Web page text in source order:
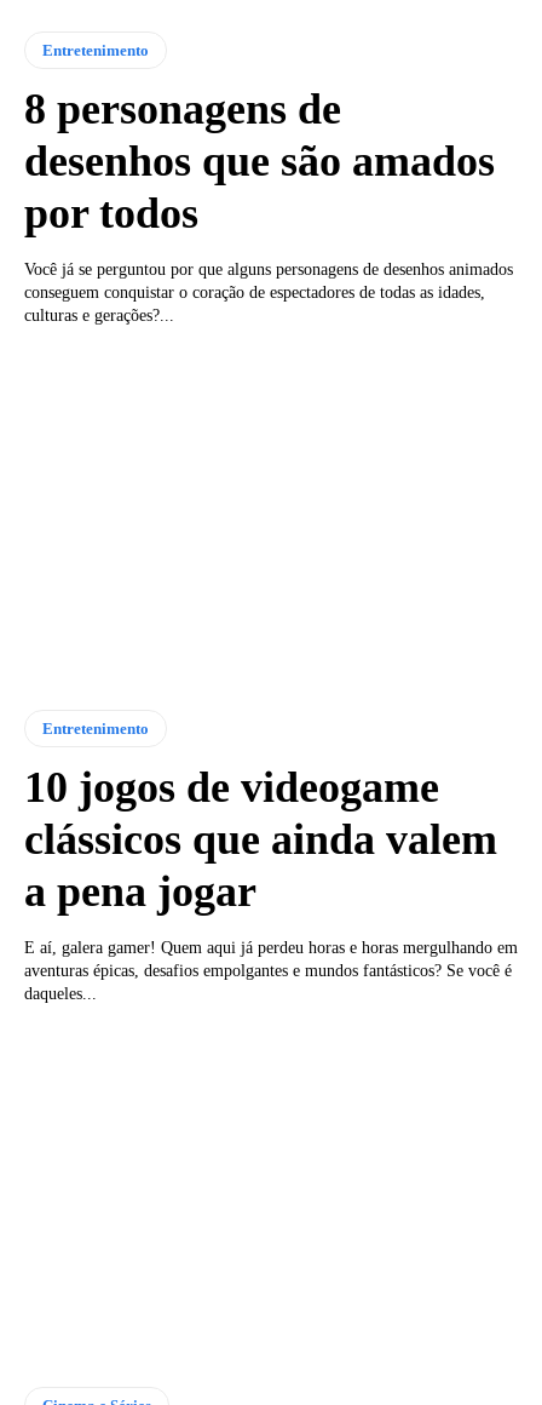
Entretenimento
8 personagens de
desenhos que são amados
por todos
Você já se perguntou por que alguns personagens de desenhos animados
conseguem conquistar o coração de espectadores de todas as idades,
culturas e gerações?...
Entretenimento
10 jogos de videogame
clássicos que ainda valem
a pena jogar
E aí, galera gamer! Quem aqui já perdeu horas e horas mergulhando em
aventuras épicas, desafios empolgantes e mundos fantásticos? Se você é
daqueles...